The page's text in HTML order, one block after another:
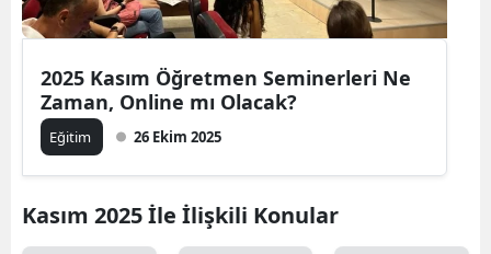
2025 Kasım Öğretmen Seminerleri Ne
Zaman, Online mı Olacak?
Eğitim 26 Ekim 2025
Kasım 2025 İle İlişkili Konular